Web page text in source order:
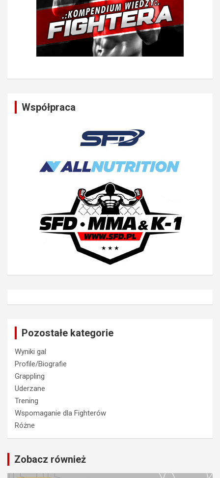
Współpraca
Pozostałe kategorie
Wyniki gal
Profile/Biografie
Grappling
Uderzane
Trening
Wspomaganie dla Fighterów
Różne
Zobacz również